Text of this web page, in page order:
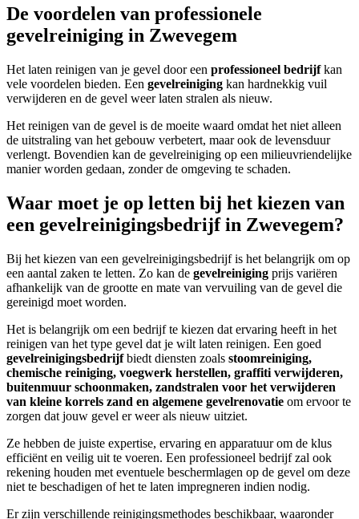
De voordelen van professionele
gevelreiniging in Zwevegem
Het laten reinigen van je gevel door een professioneel bedrijfkan
vele voordelen bieden. Een gevelreiniging kan hardnekkig vuil
verwijderen en de gevel weer laten stralen als nieuw.
Het reinigen van de gevel is de moeite waard omdat het niet alleen
de uitstraling van het gebouw verbetert, maar ook de levensduur
verlengt. Bovendien kan de gevelreiniging op een milieuvriendelijke
manier worden gedaan, zonder de omgeving te schaden.
Waar moet je op letten bij het kiezen van
een gevelreinigingsbedrijf in Zwevegem?
Bij het kiezen van een gevelreinigingsbedrijf is het belangrijk om op
een aantal zaken te letten. Zo kan de gevelreiniging prijs variëren
afhankelijk van de grootte en mate van vervuiling van de gevel die
gereinigd moet worden.
Het is belangrijk om een bedrijf te kiezen dat ervaring heeft in het
reinigen van het type gevel dat je wilt laten reinigen. Een goed
gevelreinigingsbedrijfbiedt diensten zoals stoomreiniging,
chemische reiniging, voegwerk herstellen, graffiti verwijderen,
buitenmuur schoonmaken, zandstralen voor het verwijderen
van kleine korrels zand en algemene gevelrenovatie om ervoor te
zorgen dat jouw gevel er weer als nieuw uitziet.
Ze hebben de juiste expertise, ervaring en apparatuur om de klus
efficiënt en veilig uit te voeren. Een professioneel bedrijf zal ook
rekening houden met eventuele beschermlagen op de gevel om deze
niet te beschadigen of het te laten impregneren indien nodig.
Er zijn verschillende reinigingsmethodes beschikbaar, waaronder